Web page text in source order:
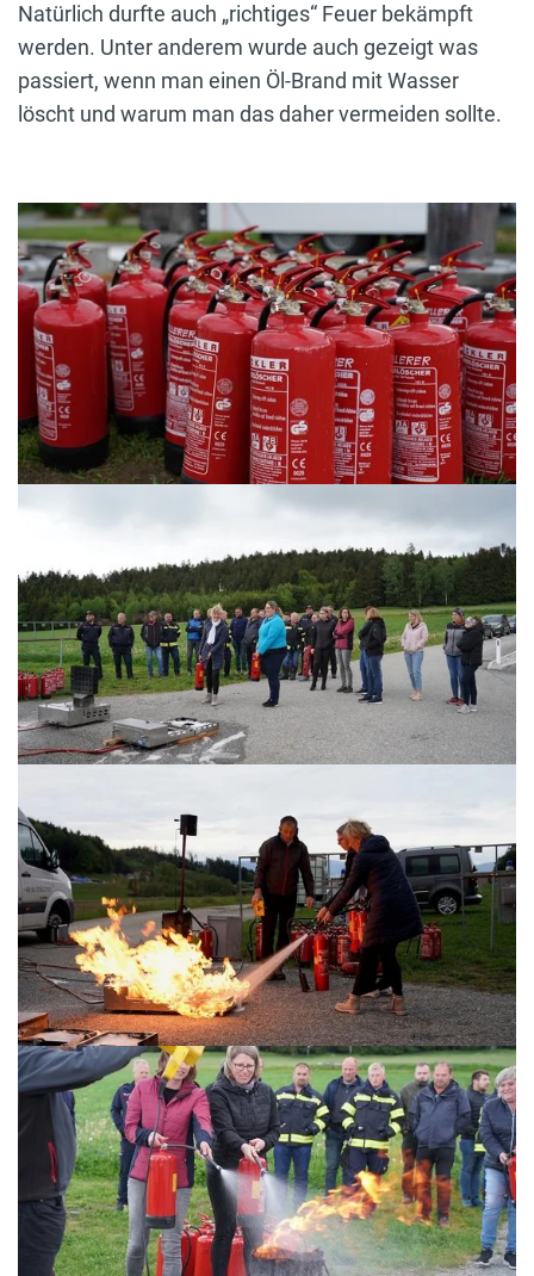
Natürlich durfte auch „richtiges“ Feuer bekämpft
werden. Unter anderem wurde auch gezeigt was
passiert, wenn man einen Öl-Brand mit Wasser
löscht und warum man das daher vermeiden sollte.